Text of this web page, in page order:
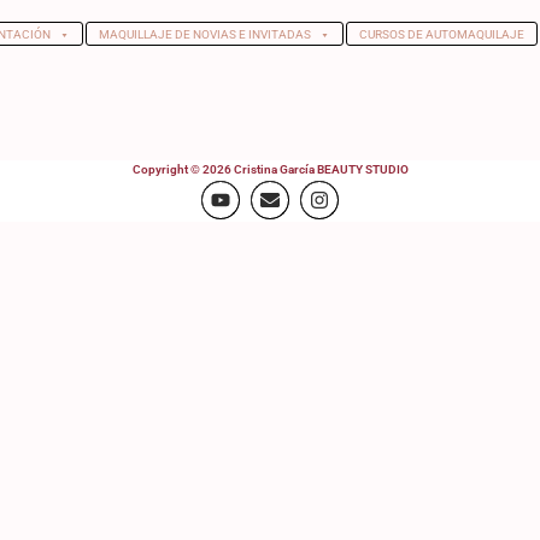
MAQUILLAJE DE NOVIAS E INVITADAS CURSOS DE AUTOMAQUILAJE
Copyright © 2026 Cristina García BEAUTY STUDIO